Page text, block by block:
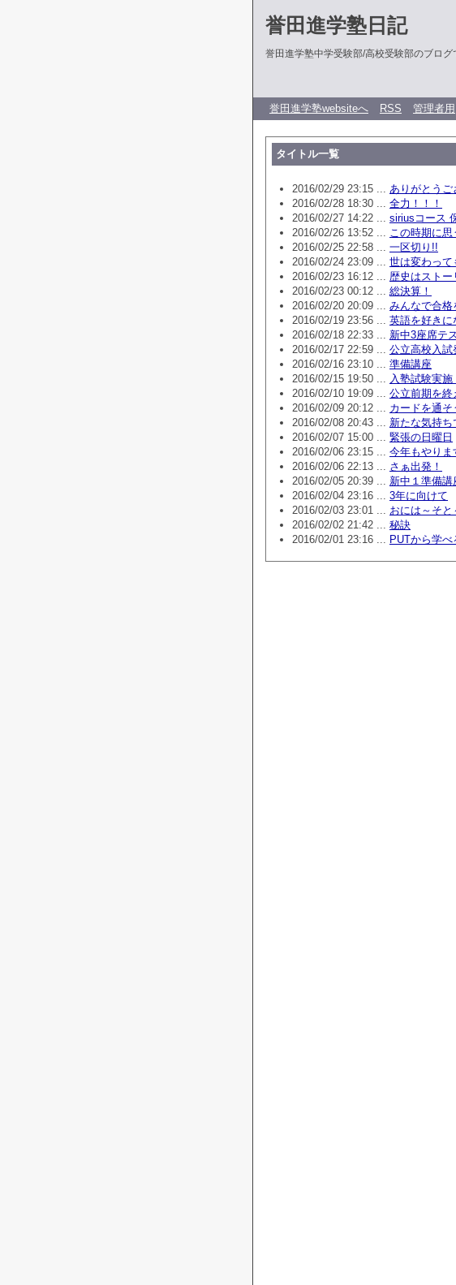
誉田進学塾日記
誉田進学塾中学受験部/高校受験部のブログ
誉田進学塾websiteへ RSS 管理者用
タイトル一覧
2016/02/29 23:15 ... ありがとうご
2016/02/28 18:30 ... 全力！！！
2016/02/27 14:22 ... siriusコース
2016/02/26 13:52 ... この時期に思
2016/02/25 22:58 ... 一区切り!!
2016/02/24 23:09 ... 世は変わって
2016/02/23 16:12 ... 歴史はストー
2016/02/23 00:12 ... 総決算！
2016/02/20 20:09 ... みんなで合格
2016/02/19 23:56 ... 英語を好きに
2016/02/18 22:33 ... 新中3座席テ
2016/02/17 22:59 ... 公立高校入試
2016/02/16 23:10 ... 準備講座
2016/02/15 19:50 ... 入塾試験実施
2016/02/10 19:09 ... 公立前期を終
2016/02/09 20:12 ... カードを通そ
2016/02/08 20:43 ... 新たな気持ち
2016/02/07 15:00 ... 緊張の日曜日
2016/02/06 23:15 ... 今年もやり
2016/02/06 22:13 ... さぁ出発！
2016/02/05 20:39 ... 新中１準備講
2016/02/04 23:16 ... 3年に向けて
2016/02/03 23:01 ... おには～そと
2016/02/02 21:42 ... 秘訣
2016/02/01 23:16 ... PUTから学べ